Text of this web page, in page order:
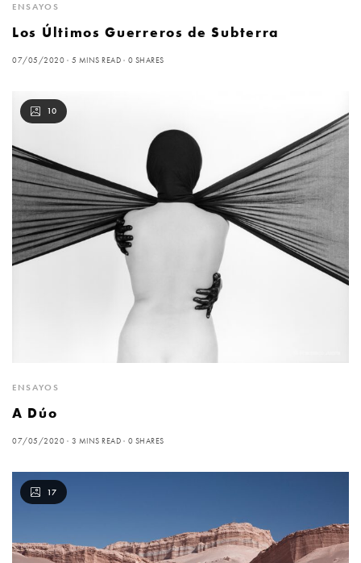
ENSAYOS
Los Últimos Guerreros de Subterra
07/05/2020 5 MINS READ 0 SHARES
10
ENSAYOS
A Dúo
07/05/2020 3 MINS READ 0 SHARES
17